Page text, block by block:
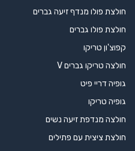
חולצת פולו מנדף זיעה גברים
חולצת פולו גברים
קפוצ'ון טריקו
חולצה טריקו גברים V
גופיה דריי פיט
גופיה טריקו
חולצה מנדפת זיעה נשים
חולצת ציצית עם פתילים